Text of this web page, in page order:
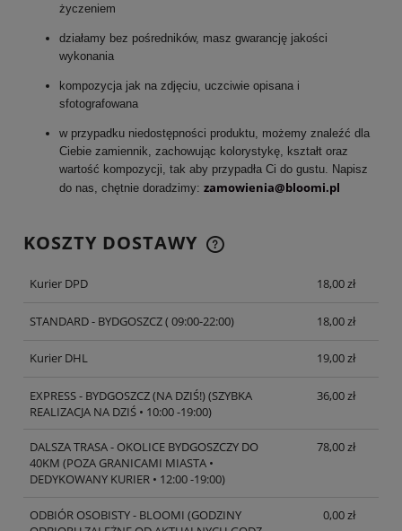
życzeniem
działamy bez pośredników, masz gwarancję jakości
wykonania
kompozycja jak na zdjęciu, uczciwie opisana i
sfotografowana
w przypadku niedostępności produktu, możemy znaleźć dla
Ciebie zamiennik, zachowując kolorystykę, kształt oraz
wartość kompozycji, tak aby przypadła Ci do gustu. Napisz
do nas, chętnie doradzimy: zamowienia@bloomi.pl
KOSZTY DOSTAWY
CENA NIE ZAWIERA EWENTUALNYCH KOSZTÓW
Kurier DPD
18,00 zł
STANDARD - BYDGOSZCZ( 09:00-22:00) 18,00 zł
Kurier DHL 19,00 zł
EXPRESS - BYDGOSZCZ (NA DZIŚ!)(SZYBKA
REALIZACJA NA DZIŚ • 10:00 -19:00)
36,00 zł
DALSZA TRASA - OKOLICE BYDGOSZCZY DO
40KM (POZA GRANICAMI MIASTA •
DEDYKOWANY KURIER • 12:00 -19:00)
78,00 zł
ODBIÓR OSOBISTY - BLOOMI (GODZINY
0,00 zł